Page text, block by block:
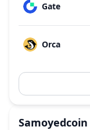
Gate
Orca
Samoyedcoin